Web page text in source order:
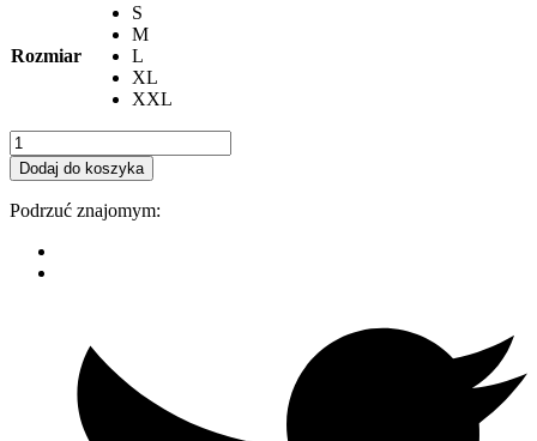
Rozmiar
S
M
L
XL
XXL
ilość
Koszulka
Ultimate
Driving
E87
Dodaj do koszyka
Podrzuć znajomym: